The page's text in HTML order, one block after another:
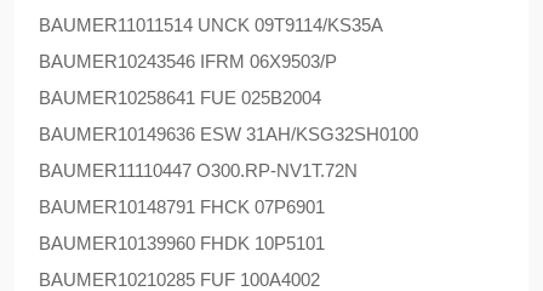
BAUMER11011514 UNCK 09T9114/KS35A
BAUMER10243546 IFRM 06X9503/P
BAUMER10258641 FUE 025B2004
BAUMER10149636 ESW 31AH/KSG32SH0100
BAUMER11110447 O300.RP-NV1T.72N
BAUMER10148791 FHCK 07P6901
BAUMER10139960 FHDK 10P5101
BAUMER10210285 FUF 100A4002